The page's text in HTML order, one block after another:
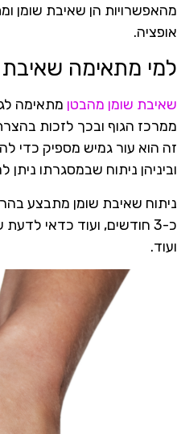
מהאפשרויות הן שאיבת שומן
אופציה.
למי מתאימה
שאיבת שומן מהבטן מתאימה
ממרכז הגוף ובכך לזכות
זה הוא עור גמיש מספיק כדי
וביניהן ניתוח שבמסגרתו ניתן להיפטר מעד 4-5 ליטר שומן בדרך
ניתוח שאיבת שומן מתבצע
כ-3 חודשים, ועוד כדאי
ועוד.